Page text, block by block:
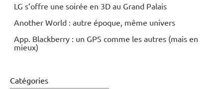
LG s’offre une soirée en 3D au Grand Palais
Another World : autre époque, même univers
App. Blackberry : un GPS comme les autres (mais en
mieux)
Catégories